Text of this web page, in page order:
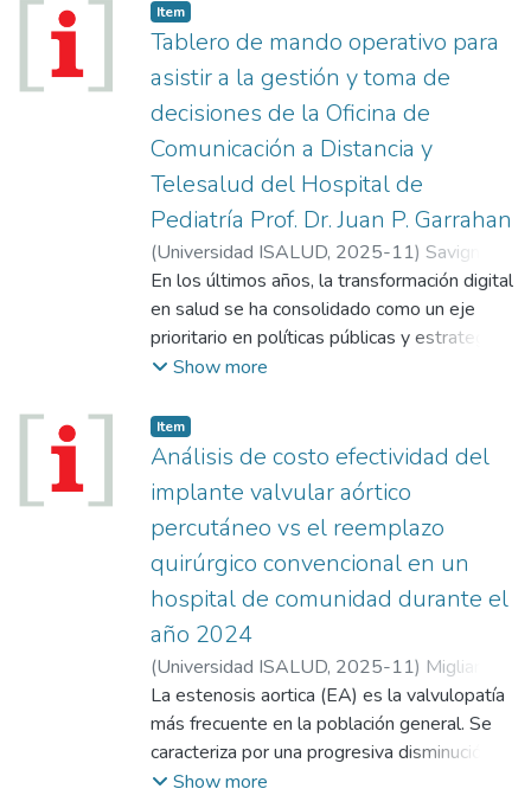
Estudios en Tecnologías de la Información y
la Comunicación en Salud Digital (TICSAD)
en el Congreso de COSSPRA; Actividades
de Intercambio Internacional de profesores
de la Universidad ISALUD y de la
Universidad Federico II; Oferta académica
primer cuatrimestre de 2026.
Item
Tablero de mando operativo para
asistir a la gestión y toma de
decisiones de la Oficina de
Comunicación a Distancia y
Telesalud del Hospital de
Pediatría Prof. Dr. Juan P. Garrahan
(Universidad ISALUD, 2025-11) Savignano,
María Celeste
En los últimos años, la transformación digital
en salud se ha consolidado como un eje
prioritario en políticas públicas y estrategias
institucionales orientadas a mejorar la
servicios. La incorporación de tecnologías de
la información y la comunicación permitió el
desarrollo de nuevos modelos de atención,
como la telesalud, que amplían el acceso,
fortalecen la continuidad del cuidado y
optimizan el uso de los recursos. En este
marco, los tableros de mando se presentan
como herramientas fundamentales para
acompañar la toma de decisiones,
monitorear el desempeño y consolidar una
cultura organizacional basada en datos. En
particular, los Tableros de Mando
Operativos (TMO) aportan valor al integrar
información crítica, mejorar la trazabilidad de
Show more
Item
Análisis de costo efectividad del
implante valvular aórtico
percutáneo vs el reemplazo
quirúrgico convencional en un
hospital de comunidad durante el
año 2024
(Universidad ISALUD, 2025-11) Migliaro,
Guillermo
La estenosis aortica (EA) es la valvulopatía
más frecuente en la población general. Se
caracteriza por una progresiva disminución
del orificio valvular producto de fibrosis de
Show more